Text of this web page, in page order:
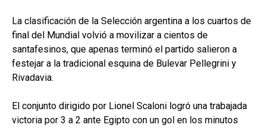
La clasificación de la Selección argentina a los cuartos de
final del Mundial volvió a movilizar a cientos de
santafesinos, que apenas terminó el partido salieron a
festejar a la tradicional esquina de Bulevar Pellegrini y
Rivadavia.
El conjunto dirigido por Lionel Scaloni logró una trabajada
victoria por 3 a 2 ante Egipto con un gol en los minutos